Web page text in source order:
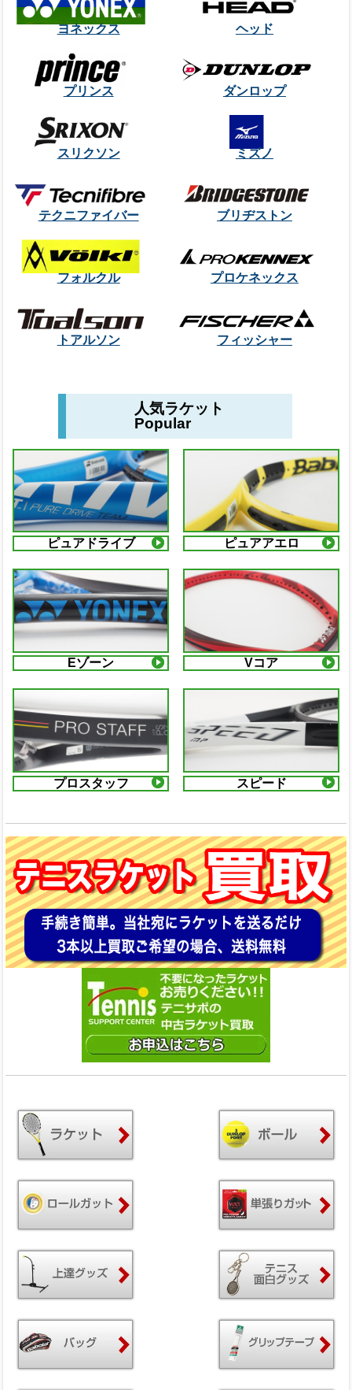
ヨネックス ヘッド
プリンス ダンロップ
スリクソン ミズノ
テクニファイバー ブリヂストン
フォルクル プロケネックス
トアルソン フィッシャー
人気ラケット
Popular
ピュアドライブ ピュアアエロ
Eゾーン Vコア
プロスタッフ スピード